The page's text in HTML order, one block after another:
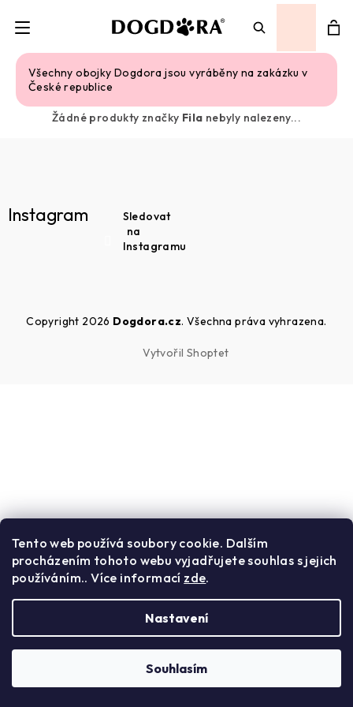
Tento web používá soubory cookie. Dalším
procházením tohoto webu vyjadřujete souhlas s jejich
používáním.. Více informací zde.
Nastavení
Souhlasím
Všechny obojky Dogdora jsou vyráběny na zakázku v
České republice
HledatPřihlášení
Fila
Žádné produkty značky Fila nebyly nalezeny...
p
a
Instagram
Sledovat
na
Instagramu
Copyright 2026 Dogdora.cz. Všechna práva vyhrazena.
Vytvořil Shoptet